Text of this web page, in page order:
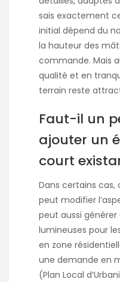
sais exactement
initial dépend du
la hauteur des
commande. Mais
qualité et en
terrain reste
Faut-il un
ajouter un
court
Dans certains cas,
peut modifier
peut aussi générer
lumineuses pour
en zone
une demande en
(Plan Local